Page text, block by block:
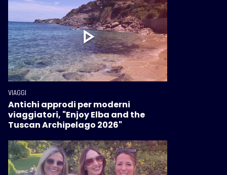
VIAGGI
Antichi approdi per moderni
viaggiatori, "Enjoy Elba and the
Tuscan Archipelago 2026"